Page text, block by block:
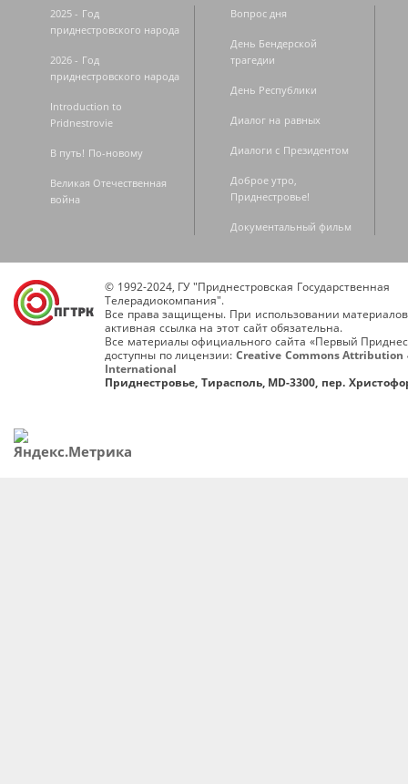
2025 - Год
приднестровского народа
2026 - Год
приднестровского народа
Introduction to
Pridnestrovie
В путь! По-новому
Великая Отечественная
война
Вопрос дня
День Бендерской
трагедии
День Республики
Диалог на равных
Диалоги с Президентом
Доброе утро,
Приднестровье!
Документальный фильм
© 1992-2024, ГУ "Приднестровская Государственная
Телерадиокомпания".
Все права защищены. При использовании
активная ссылка на этот сайт обязательна.
Все материалы официального сайта «Первый
доступны по лицензии: Creative Commons Attribution
International
Приднестровье, Тирасполь, MD-3300, пер.